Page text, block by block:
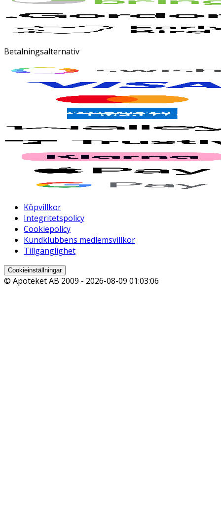
Betalningsalternativ
Köpvillkor
Integritetspolicy
Cookiepolicy
Kundklubbens medlemsvillkor
Tillgänglighet
Cookieinställningar
© Apoteket AB 2009 - 2026-08-09 01:03:06